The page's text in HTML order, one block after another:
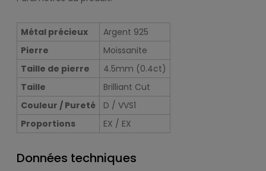
Métal précieux
Argent 925
Pierre
Moissanite
Taille de pierre
4.5mm (0.4ct)
Taille
Brilliant Cut
Couleur / Pureté
D / VVS1
Proportions
EX / EX
Données techniques